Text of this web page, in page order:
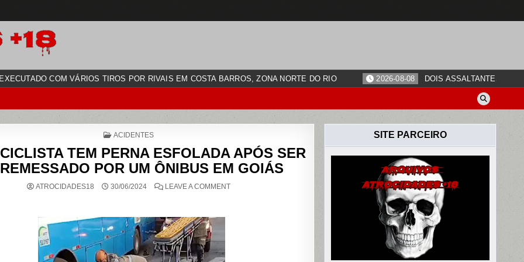
COM VÁRIOS TIROS POR RIVAIS EM COSTA BARROS, ZONA NORTE DO RIO 2026-08-08 DOIS ASSALTANTES
POSTED
ACIDENTES
TEM PERNA ESFOLADA APÓS SER
POR UM ÔNIBUS EM GOIÁS
ATROCIDADES18 30/06/2024 LEAVE A COMMENTON
SITE PARCEIRO